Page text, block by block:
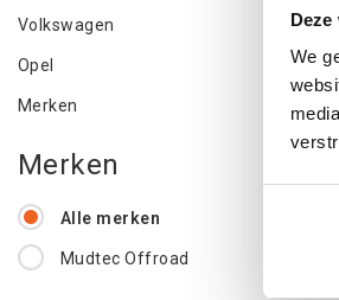
We
Volkswagen
Opel
Merken
Merken
Alle merken
Mudtec Offroad